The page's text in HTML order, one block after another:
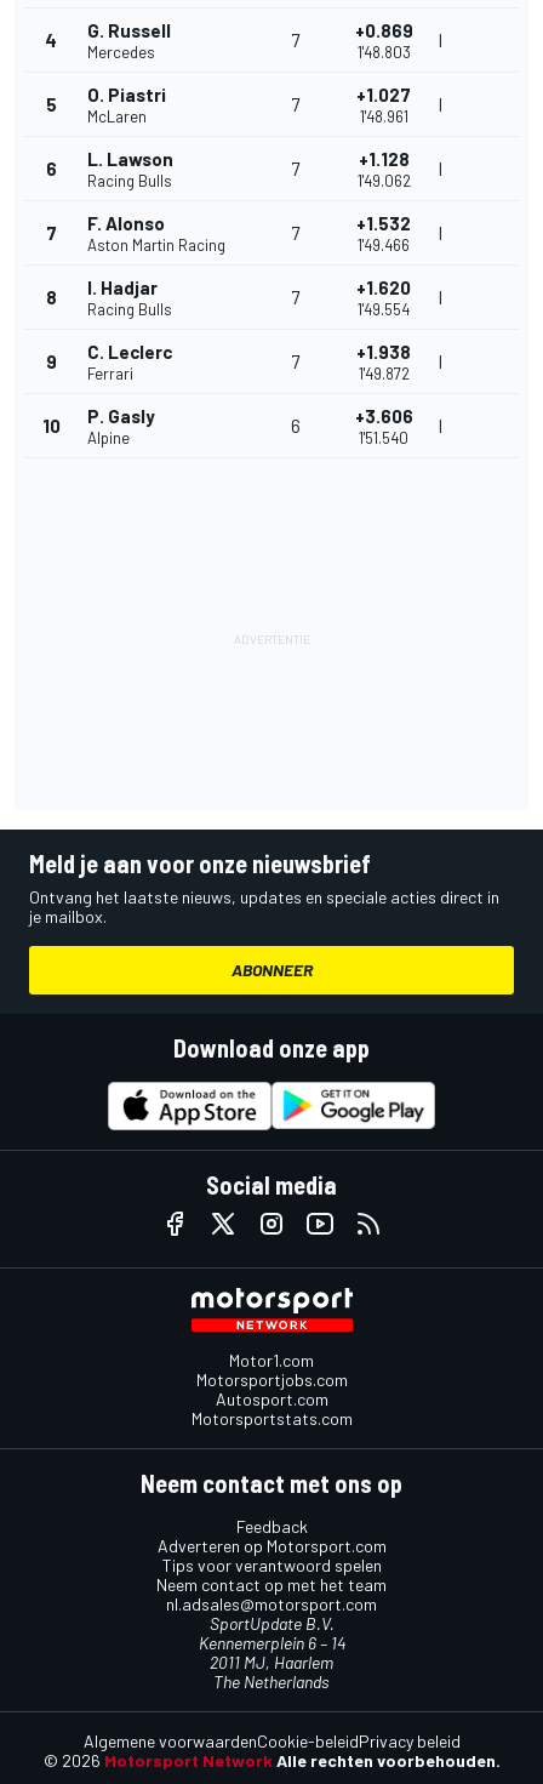
4 G. Russell
Mercedes
7 +0.869
1'48.803
I
5 O. Piastri
McLaren
7 +1.027
1'48.961
I
6 L. Lawson
Racing Bulls
7 +1.128
1'49.062
I
7 F. Alonso
Aston Martin Racing
7 +1.532
1'49.466
I
8 I. Hadjar
Racing Bulls
7 +1.620
1'49.554
I
9 C. Leclerc
Ferrari
7 +1.938
1'49.872
I
10 P. Gasly
Alpine
6 +3.606
1'51.540
I
Meld je aan voor onze nieuwsbrief
Ontvang het laatste nieuws, updates en speciale acties direct in
je mailbox.
ABONNEER
Download onze app
Social media
Motor1.com
Motorsportjobs.com
Autosport.com
Motorsportstats.com
Neem contact met ons op
Feedback
Adverteren op Motorsport.com
Tips voor verantwoord spelen
Neem contact op met het team
nl.adsales@motorsport.com
SportUpdate B.V.
Kennemerplein 6 – 14
2011 MJ, Haarlem
The Netherlands
© 2026 Motorsport Network Alle rechten voorbehouden.
Algemene voorwaardenCookie-beleidPrivacy beleid